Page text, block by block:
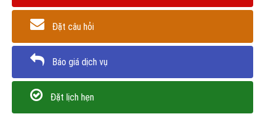
Đặt câu hỏi
Báo giá dịch vụ
Đặt lịch hẹn